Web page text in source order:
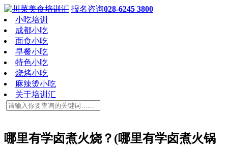
报名咨询028-6245 3800
小吃培训
成都小吃
面食小吃
早餐小吃
特色小吃
烧烤小吃
麻辣烫小吃
关于培训汇
哪里有学卤煮火烧？(哪里有学卤煮火锅